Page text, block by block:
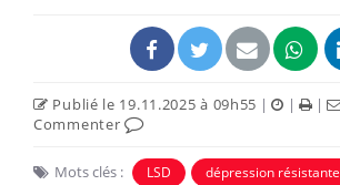
Publié le 19.11.2025 à 09h55 | | |
Commenter
Mots clés : LSD
dépression résistante